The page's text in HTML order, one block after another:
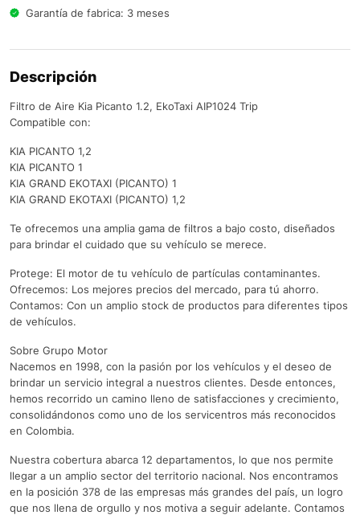
Garantía de fabrica: 3 meses
Descripción
Filtro de Aire Kia Picanto 1.2, EkoTaxi AIP1024 Trip
Compatible con:
KIA PICANTO 1,2
KIA PICANTO 1
KIA GRAND EKOTAXI (PICANTO) 1
KIA GRAND EKOTAXI (PICANTO) 1,2
Te ofrecemos una amplia gama de filtros a bajo costo, diseñados
para brindar el cuidado que su vehículo se merece.
Protege: El motor de tu vehículo de partículas contaminantes.
Ofrecemos: Los mejores precios del mercado, para tú ahorro.
Contamos: Con un amplio stock de productos para diferentes tipos
de vehículos.
Sobre Grupo Motor
Nacemos en 1998, con la pasión por los vehículos y el deseo de
brindar un servicio integral a nuestros clientes. Desde entonces,
hemos recorrido un camino lleno de satisfacciones y crecimiento,
consolidándonos como uno de los servicentros más reconocidos
en Colombia.
Nuestra cobertura abarca 12 departamentos, lo que nos permite
llegar a un amplio sector del territorio nacional. Nos encontramos
en la posición 378 de las empresas más grandes del país, un logro
que nos llena de orgullo y nos motiva a seguir adelante. Contamos